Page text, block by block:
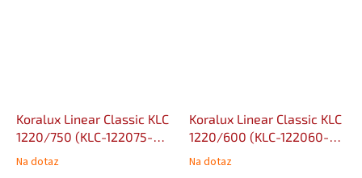
Koralux Linear Classic KLC
1220/750 (KLC-122075-
00-10)
Na dotaz
Koralux Linear Classic KLC
1220/600 (KLC-122060-
00-10)
Na dotaz